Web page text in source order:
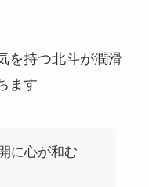
を持つ北斗が潤滑
ます
に心が和む